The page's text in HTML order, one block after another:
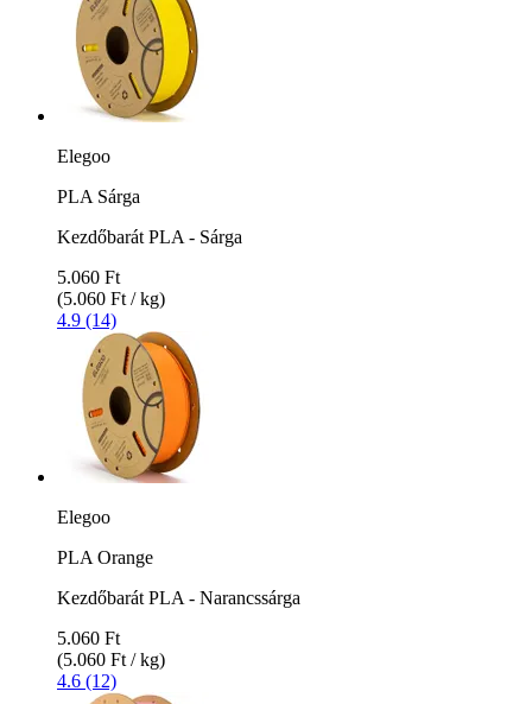
Elegoo
PLA Sárga
Kezdőbarát PLA - Sárga
5.060 Ft
(5.060 Ft / kg)
4.9 (14)
Elegoo
PLA Orange
Kezdőbarát PLA - Narancssárga
5.060 Ft
(5.060 Ft / kg)
4.6 (12)